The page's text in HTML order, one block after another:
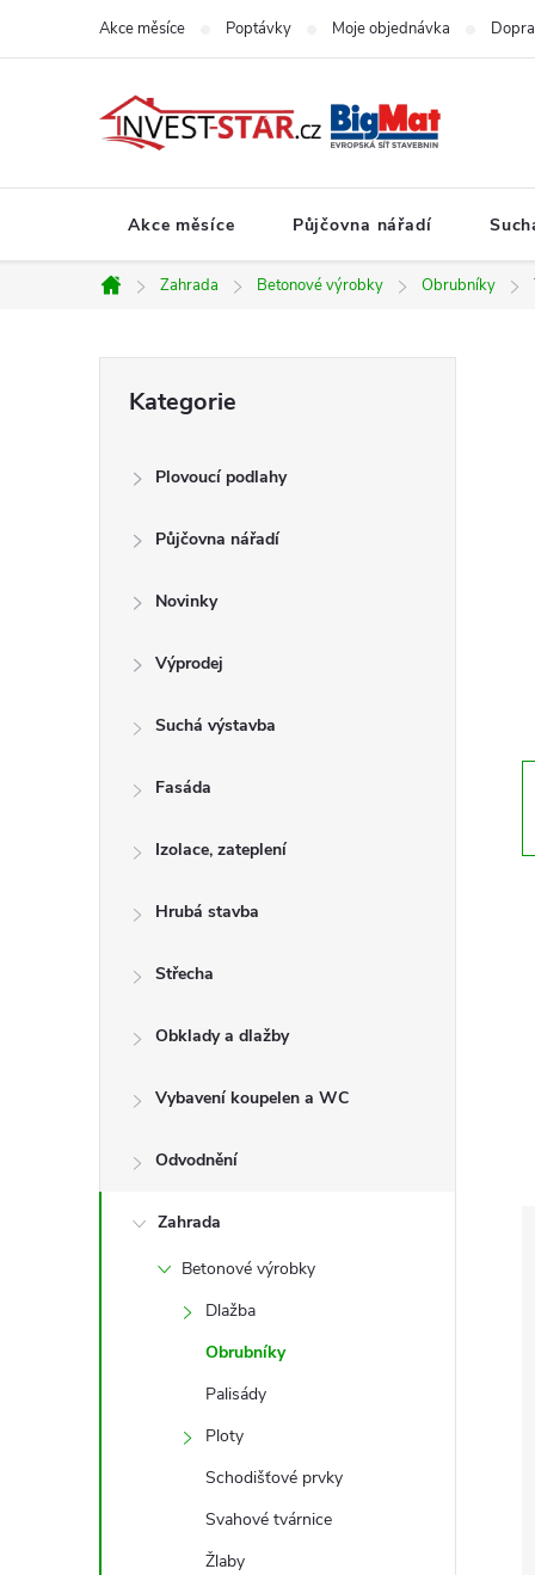
Akce měsíce Poptávky Moje objednávka
Akce měsíce Půjčovna nářadí
Domů
Zahrada Betonové výrobky Obrubníky
kategorie
Kategorie
Plovoucí podlahy
Půjčovna nářadí
Novinky
Výprodej
Suchá výstavba
Fasáda
Izolace, zateplení
Hrubá stavba
Střecha
Obklady a dlažby
Vybavení koupelen a WC
Odvodnění
Zahrada
Betonové výrobky
Dlažba
Obrubníky
Palisády
Ploty
Schodišťové prvky
Svahové tvárnice
Žlaby